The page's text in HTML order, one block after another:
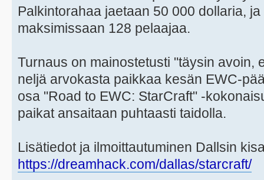
Palkintorahaa jaetaan 50 000 dollaria,
maksimissaan 128 pelaajaa.
Turnaus on mainostetusti "täysin avoin,
neljä arvokasta paikkaa kesän EWC-
osa "Road to EWC: StarCraft" -
paikat ansaitaan puhtaasti taidolla.
Lisätiedot ja ilmoittautuminen Dallsin
https://dreamhack.com/dallas/starcraft/